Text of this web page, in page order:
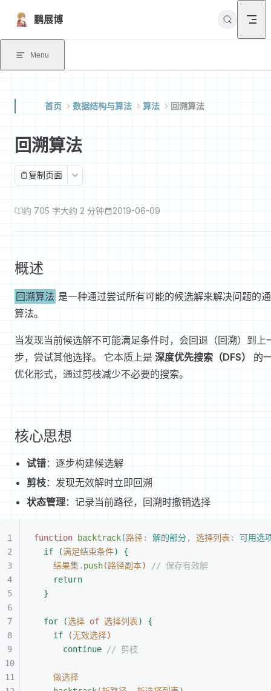
Skip to content
鹏展博
Menu
首页 数据结构与算法 算法 回溯算法
回溯算法
复制页面
约 705 字大约 2 分钟 2019-06-09
概述
回溯算法 是一种通过尝试所有可能的候选解来解决问题的
算法。
当发现当前候选解不可能满足条件时，会回退（回溯）到上
步，尝试其他选择。 它本质上是 深度优先搜索（DFS）
的
优化形式，通过剪枝减少不必要的搜索。
核心思想
试错：逐步构建候选解
剪枝：发现无效解时立即回溯
状态管理：记录当前路径，回溯时撤销选择
function backtrack(路径: 解的部分, 选择列表 : 可用选
if
(满足结束条件)
{
结果集. push(路径副本)
// 保存有效解
return
}
for (选择 of 选择列表)
{
if
(无效选择)
continue // 剪枝
做选择